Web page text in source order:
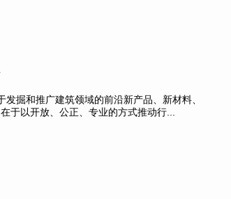
掘和推广建筑领域的前沿新产品、新材料、
于以开放、公正、专业的方式推动行...